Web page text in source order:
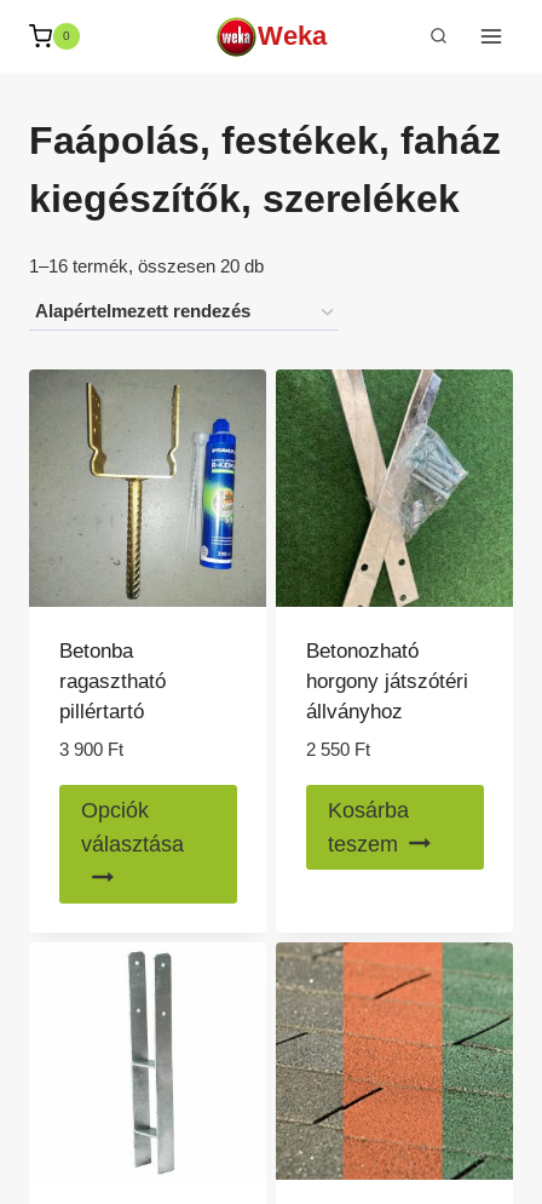
0 Weka
Faápolás, festékek, faház
kiegészítők, szerelékek
1–16 termék, összesen 20 db
Betonba
ragasztható
pillértartó
3 900 Ft
Opciók
választása
terméknek
több
változatok
termékoldalon
választhatók
Betonozható
horgony játszótéri
állványhoz
2 550 Ft
Kosárba
teszem